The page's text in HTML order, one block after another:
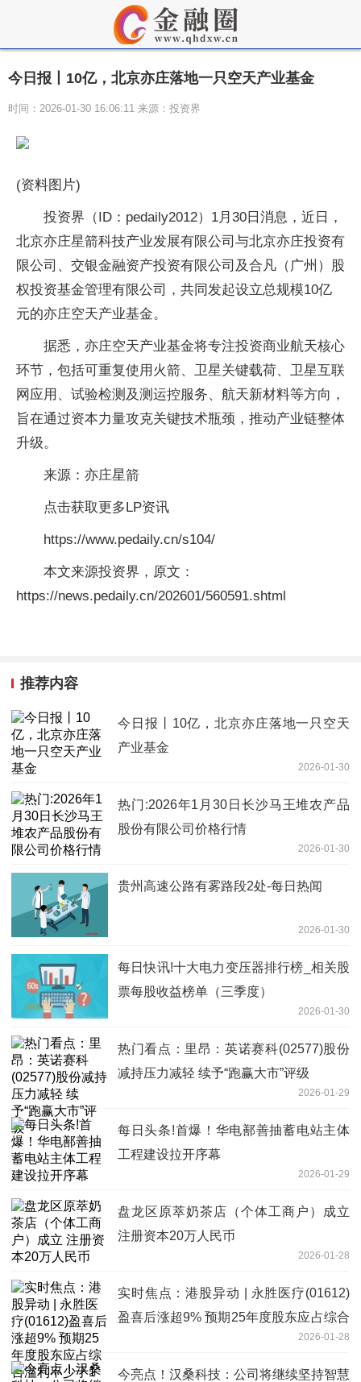
今日报丨10亿，北京亦庄落地一只空天产业基金
时间：2026-01-30 16:06:11 来源：投资界
(资料图片)
投资界（ID：pedaily2012）1月30日消息，近日，
北京亦庄星箭科技产业发展有限公司与北京亦庄投资有
限公司、交银金融资产投资有限公司及合凡（广州）股
权投资基金管理有限公司，共同发起设立总规模10亿
元的亦庄空天产业基金。
据悉，亦庄空天产业基金将专注投资商业航天核心
环节，包括可重复使用火箭、卫星关键载荷、卫星互联
网应用、试验检测及测运控服务、航天新材料等方向，
旨在通过资本力量攻克关键技术瓶颈，推动产业链整体
升级。
来源：亦庄星箭
点击获取更多LP资讯
https://www.pedaily.cn/s104/
本文来源投资界，原文：
https://news.pedaily.cn/202601/560591.shtml
推荐内容
今日报丨10亿，北京亦庄落地一只空天
产业基金
2026-01-30
热门:2026年1月30日长沙马王堆农产品
股份有限公司价格行情
2026-01-30
贵州高速公路有雾路段2处-每日热闻
2026-01-30
每日快讯!十大电力变压器排行榜_相关股
票每股收益榜单（三季度）
2026-01-30
热门看点：里昂：英诺赛科(02577)股份
减持压力减轻 续予“跑赢大市”评级
2026-01-29
每日头条!首爆！华电鄯善抽蓄电站主体
工程建设拉开序幕
2026-01-29
盘龙区原萃奶茶店（个体工商户）成立
注册资本20万人民币
2026-01-28
实时焦点：港股异动 | 永胜医疗(01612)
盈喜后涨超9% 预期25年度股东应占综合
2026-01-28
今亮点！汉桑科技：公司将继续坚持智慧